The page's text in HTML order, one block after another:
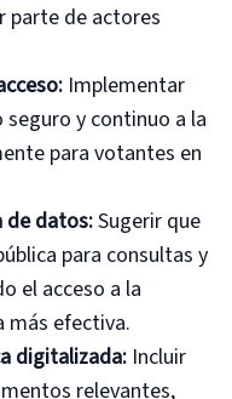
parte de actores
cceso: Implementar
y continuo a la
para votantes en
dedatos:Sugerir que
para consultas y
el acceso a la
más efectiva.
digitalizada: Incluir
relevantes,